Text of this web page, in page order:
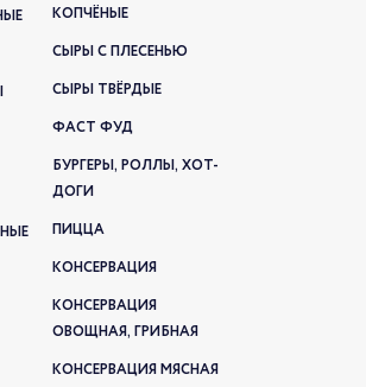
КОПЧЁНЫЕ
СЫРЫ С ПЛЕСЕНЬЮ
СЫРЫ ТВЁРДЫЕ
ФАСТ ФУД
БУРГЕРЫ, РОЛЛЫ, ХОТ-
ДОГИ
ПИЦЦА
КОНСЕРВАЦИЯ
КОНСЕРВАЦИЯ
ОВОЩНАЯ, ГРИБНАЯ
КОНСЕРВАЦИЯ МЯСНАЯ